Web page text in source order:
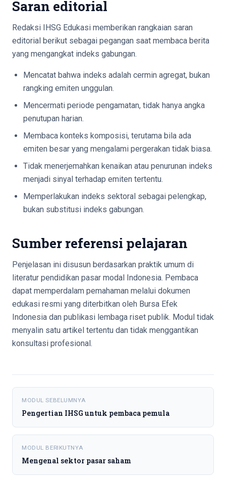
Saran editorial
Redaksi IHSG Edukasi memberikan rangkaian saran
editorial berikut sebagai pegangan saat membaca berita
yang mengangkat indeks gabungan.
Mencatat bahwa indeks adalah cermin agregat, bukan
rangking emiten unggulan.
Mencermati periode pengamatan, tidak hanya angka
penutupan harian.
Membaca konteks komposisi, terutama bila ada
emiten besar yang mengalami pergerakan tidak biasa.
Tidak menerjemahkan kenaikan atau penurunan indeks
menjadi sinyal terhadap emiten tertentu.
Memperlakukan indeks sektoral sebagai pelengkap,
bukan substitusi indeks gabungan.
Sumber referensi pelajaran
Penjelasan ini disusun berdasarkan praktik umum di
literatur pendidikan pasar modal Indonesia. Pembaca
dapat memperdalam pemahaman melalui dokumen
edukasi resmi yang diterbitkan oleh Bursa Efek
Indonesia dan publikasi lembaga riset publik. Modul tidak
menyalin satu artikel tertentu dan tidak menggantikan
konsultasi profesional.
MODUL SEBELUMNYA
Pengertian IHSG untuk pembaca pemula
MODUL BERIKUTNYA
Mengenal sektor pasar saham